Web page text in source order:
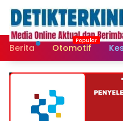
Langsung
konten
Berita
Otomotif